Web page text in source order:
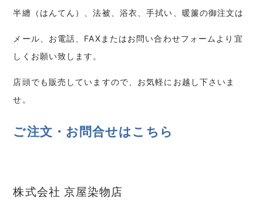
半纏（はんてん）、法被、浴衣、手拭い、暖簾の御注文は
メール、お電話、FAXまたはお問い合わせフォームより宜
しくお願い致します。
店頭でも販売していますので、お気軽にお越し下さいま
せ。
ご注文・お問合せはこちら
株式会社 京屋染物店